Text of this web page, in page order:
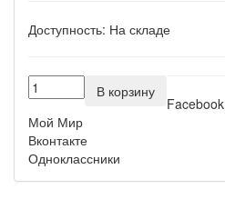
Доступность: На складе
В корзину
Facebook
Мой Мир
Вконтакте
Одноклассники